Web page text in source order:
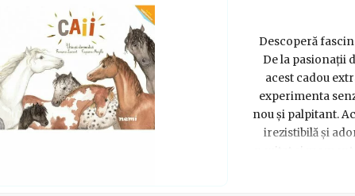
Descoperă
De la pasionații
acest cadou
experimenta
nou și palpitant.
irezistibilă și
neuitat și